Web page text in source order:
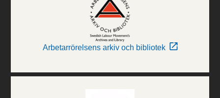
Arbetarrörelsens arkiv och bibliotek